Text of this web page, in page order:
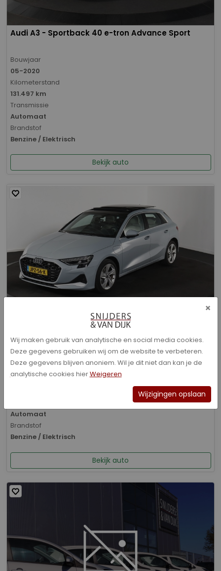
Audi A3 - Sportback 40 e-tron Advance Sport
Bouwjaar
05-2020
Kilometerstand
131.497 km
Transmissie
Automaat
Brandstof
Benzine / Elektrisch
Bekijk auto
Audi A3 - Sportback 40 TFSI e Advanced edition
Bouwjaar
01-2026
Kilometerstand
Automaat
Brandstof
Benzine / Elektrisch
Bekijk auto
×
Wij maken gebruik van analytische en social media cookies.
Deze gegevens gebruiken wij om de website te verbeteren.
Deze gegevens blijven anoniem. Wil je dit niet dan kan je de
analytische cookies hierWeigeren
Wijzigingen opslaan